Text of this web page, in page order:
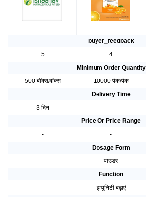
buyer_feedback
5
4
Minimum Order Quantity
500 बॉक्स/बॉक्स
10000 पैक/पैक
Delivery Time
3 दिन
-
Price Or Price Range
-
-
Dosage Form
-
पाउडर
Function
-
इम्यूनिटी बढ़ाएं